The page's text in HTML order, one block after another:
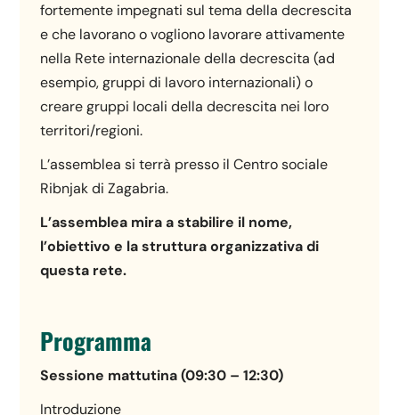
fortemente impegnati sul tema della decrescita
e che lavorano o vogliono lavorare attivamente
nella Rete internazionale della decrescita (ad
esempio, gruppi di lavoro internazionali) o
creare gruppi locali della decrescita nei loro
territori/regioni.
L’assemblea si terrà presso il Centro sociale
Ribnjak di Zagabria.
L’assemblea mira a stabilire il nome,
l’obiettivo e la struttura organizzativa di
questa rete.
Programma
Sessione mattutina (09:30 – 12:30)
Introduzione